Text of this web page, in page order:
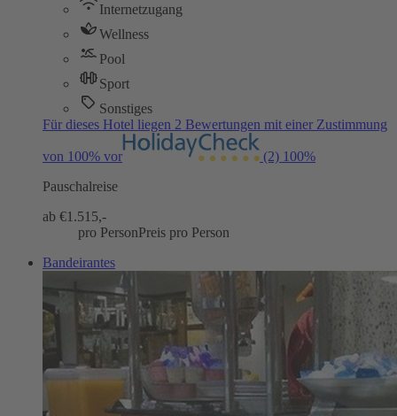
Internetzugang
Wellness
Pool
Sport
Sonstiges
Für dieses Hotel liegen 2 Bewertungen mit einer Zustimmung
von 100% vor (2) 100%
Pauschalreise
ab €1.515,-
pro PersonPreis pro Person
Bandeirantes